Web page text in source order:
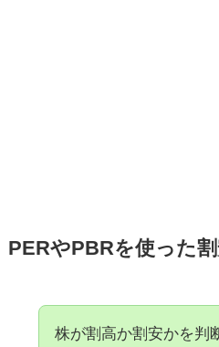
PERやPBRを使った
株が割高か割安かを判